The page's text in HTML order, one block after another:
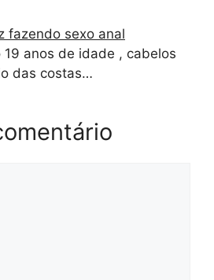
fazendo sexo anal
19 anos de idade , cabelos
das costas…